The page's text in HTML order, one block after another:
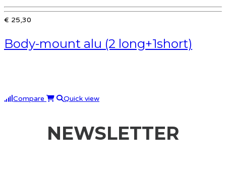
€ 25,30
Body-mount alu (2 long+1short)
Compare Quick view
NEWSLETTER